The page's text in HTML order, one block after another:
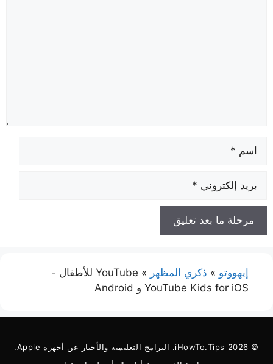
الإلكتروني
إيهووتو » ذكري المظهر »
YouTube للأطفال -
YouTube Kids for iOS و Android
© 2026
iHowTo.Tips. البرامج التعليمية والأخبار عن أجهزة Apple.